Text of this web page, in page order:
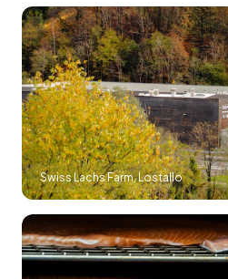
Swiss Lachs Farm, Lostallo